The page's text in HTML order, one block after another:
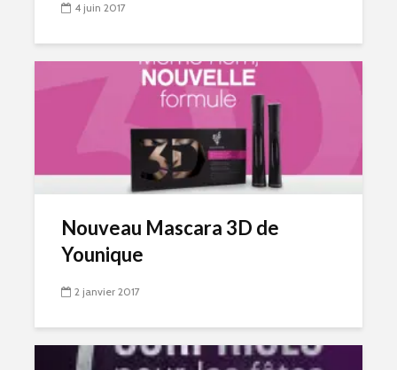
4 juin 2017
Nouveau Mascara 3D de
Younique
2 janvier 2017